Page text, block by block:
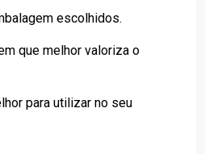
escolhidos.
que melhor valoriza o
para utilizar no seu